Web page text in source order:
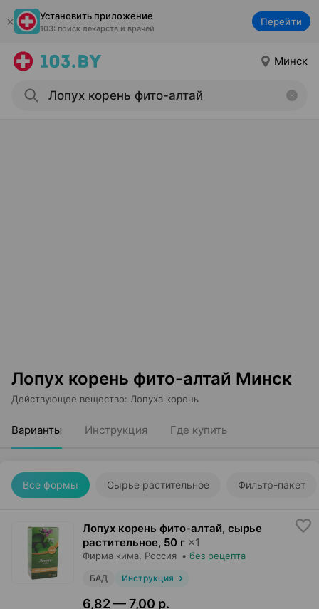
Установить приложение
103: поиск лекарств и врачей
Перейти
Минск
Лопух корень фито-алтай Минск
Действующее вещество: Лопуха корень
Варианты Инструкция Где купить
Все формы Сырье растительное Фильтр-пакет
Лопух корень фито-алтай, сырье
растительное, 50 г ×1
Фирма кима , Россия • без рецепта
БАД Инструкция
6,82 — 7,00 р.